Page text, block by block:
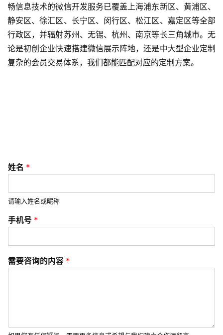
v
i
c
e
s
我
畅信息技术的微信开发服务已覆盖上海浦东新区、黄浦区、
静安区、徐汇区、长宁区、闵行区、松江区、嘉定区等全部
行政区，并辐射苏州、无锡、杭州、南京等长三角城市。无
论是初创企业快速搭建微信展示阵地，还是中大型企业定制
复杂的会员交易体系，我们都能匹配对应的定制方案。
姓名 *
请输入姓名或昵称
手机号 *
需要咨询的内容 *